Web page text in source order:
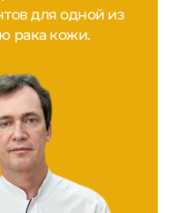
для одной из
рака кожи.